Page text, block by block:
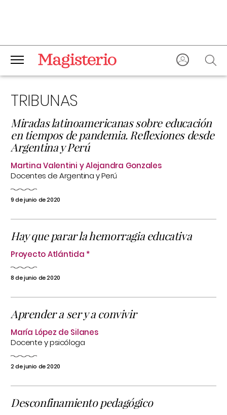
TRIBUNAS
Miradas latinoamericanas sobre educación
en tiempos de pandemia. Reflexiones desde
Argentina y Perú
Martina Valentini y Alejandra Gonzales
Docentes de Argentina y Perú
9 de junio de 2020
Hay que parar la hemorragia educativa
Proyecto Atlántida *
8 de junio de 2020
Aprender a ser y a convivir
María López de Silanes
Docente y psicóloga
2 de junio de 2020
Desconfinamiento pedagógico